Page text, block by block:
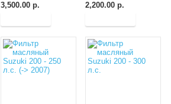
3,500.00 р.
2,200.00 р.